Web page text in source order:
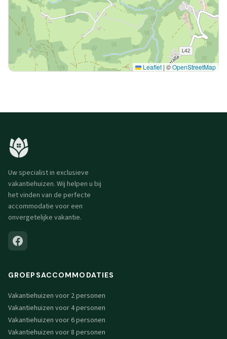
Leaflet | ©OpenStreetMap
Uw specialist in exclusieve
vakantiehuizen. Wij helpen u bij
het vinden van de perfecte
accommodatie voor een
onvergetelijke vakantie.
GROEPSACCOMMODATIES
Vakantiehuizen voor 2 personen
Vakantiehuizen voor 4 personen
Vakantiehuizen voor 6 personen
Vakantiehuizen voor 8 personen